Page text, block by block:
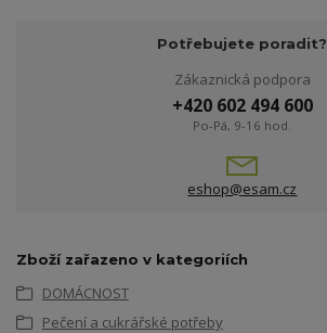
Potřebujete poradit?
Zákaznická podpora
+420 602 494 600
Po-Pá, 9-16 hod.
eshop@esam.cz
Zboží zařazeno v kategoriích
DOMÁCNOST
Pečení a cukrářské potřeby